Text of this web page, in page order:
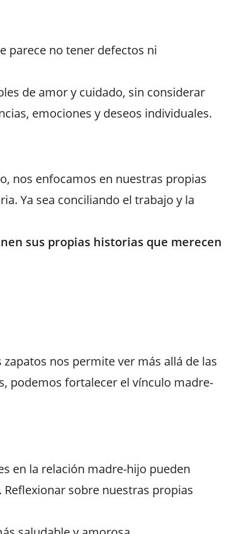
parece no tener defectos ni
de amor y cuidado, sin considerar
emociones y deseos individuales.
nos enfocamos en nuestras propias
Ya sea conciliando el trabajo y la
sus propias historias que merecen
nos permite ver más allá de las
podemos fortalecer el vínculo madre-
en la relación madre-hijo pueden
sobre nuestras propias